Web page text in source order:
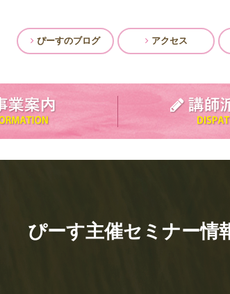
ぴーすのブログ アクセス
ぴーす主催セミナー情